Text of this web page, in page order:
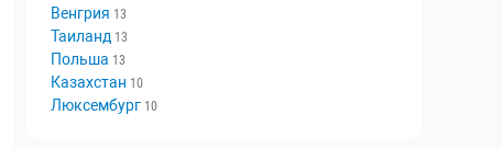
Венгрия 13
Таиланд 13
Польша 13
Казахстан 10
Люксембург 10